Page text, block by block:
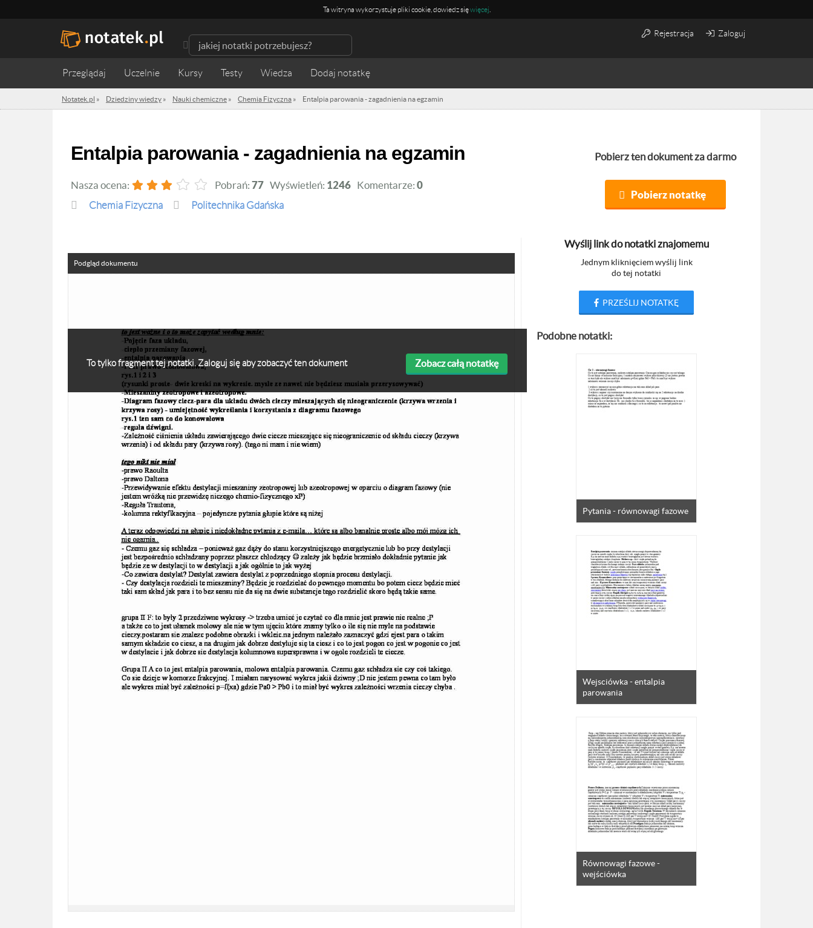
Ta witryna wykorzystuje pliki cookie, dowiedz sięwięcej
Rejestracja Zaloguj
Przeglądaj Uczelnie Kursy Testy Wiedza
Notatek.pl » Dziedziny wiedzy » Nauki chemiczne » Chemia Fizyczna » Entalpia parowania - zagadnienia na egzamin
Entalpia parowania - zagadnienia na egzamin
Nasza ocena: Pobrań: 77 Wyświetleń: 1246 Komentarze: 0
Chemia Fizyczna Politechnika Gdańska
Pobierz ten dokument za darmo
Pobierz notatkę
To tylko fragment tej notatki. Zaloguj się aby zobaczyć ten dokument Zobacz całą notatkę
Podgląd dokumentu
Wyślij link do notatki znajomemu
Jednym kliknięciem wyślij link
do tej notatki
PRZEŚLIJ NOTATKĘ
Podobne notatki:
Pytania - równowagi fazowe
Wejsciówka - entalpia
parowania
Równowagi fazowe -
wejściówka